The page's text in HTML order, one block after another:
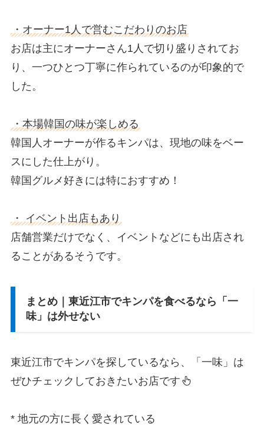
・オーナー1人で営むこだわりのお店
お店は主にオーナーさん1人で切り盛りされてお
り、一つひとつ丁寧に作られているのが印象的で
した。
・本場韓国の味が楽しめる
韓国人オーナーが作るキンパは、現地の味をベー
スにした仕上がり。
韓国グルメ好きには特におすすめ！
・ イベント出店もあり
店舗営業だけでなく、イベントなどにも出店され
ることがあるそうです。
まとめ｜東近江市でキンパを食べるなら「一
味」は外せない
東近江市でキンパを探しているなら、「一味」は
ぜひチェックしておきたいお店です
* 地元の方に長く愛されている